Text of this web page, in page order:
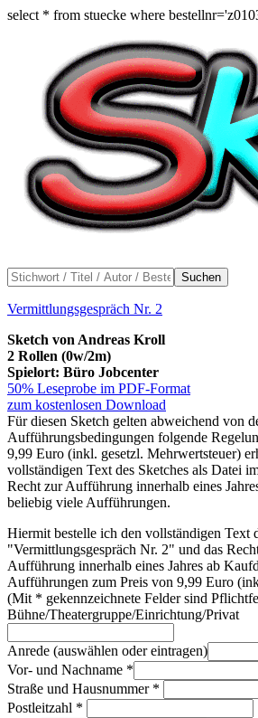
select * from stuecke where
Suchen
Vermittlungsgespräch Nr. 2
Sketch von Andreas Kroll
2 Rollen (0w/2m)
Spielort: Büro Jobcenter
50% Leseprobe im PDF-Format
zum kostenlosen Download
Für diesen Sketch gelten abweichend von
Aufführungsbedingungen folgende
9,99 Euro (inkl. gesetzl. Mehrwertsteuer)
vollständigen Text des Sketches als Datei
Recht zur Aufführung innerhalb eines
beliebig viele Aufführungen.
Hiermit bestelle ich den vollständigen Text
"Vermittlungsgespräch Nr. 2" und das
Aufführung innerhalb eines Jahres ab
Aufführungen zum Preis von 9,99 Euro
(Mit * gekennzeichnete Felder sind
Bühne/Theatergruppe/Einrichtung/Privat
Anrede (auswählen oder eintragen)
Vor- und Nachname *
Straße und Hausnummer *
Postleitzahl *